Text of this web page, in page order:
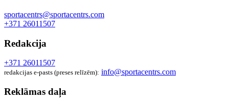
sportacentrs@sportacentrs.com
+371 26011507
Redakcija
+371 26011507
redakcijas e-pasts (preses relīzēm): info@sportacentrs.com
Reklāmas daļa